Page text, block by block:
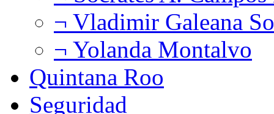
¬ Vladimir Galeana
¬ Yolanda Montalvo
Quintana Roo
Seguridad